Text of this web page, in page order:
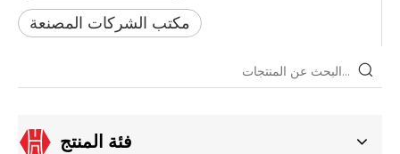
مكتب الشركات المصنعة
فئة المنتج